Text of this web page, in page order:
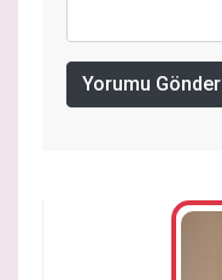
Yorumu Gönder